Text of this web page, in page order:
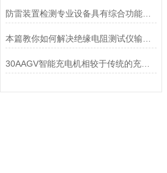
防雷装置检测专业设备具有综合功能，包含哪三个方面
30AAGV智能充电机相较于传统的充电设备，优势有哪些？